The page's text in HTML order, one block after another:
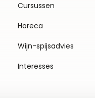
Cursussen
Horeca
Wijn-spijsadvies
Interesses